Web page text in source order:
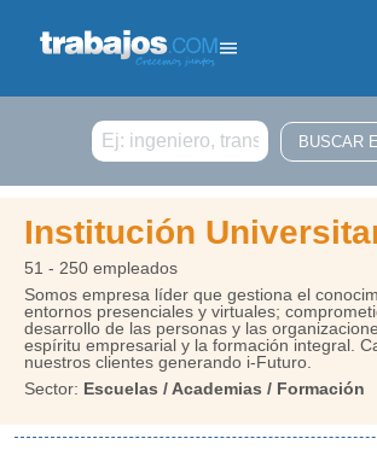
Buscar
Institución
51 - 250 empleados
Somos empresa líder que gestiona el
entornos presenciales y virtuales;
desarrollo de las personas y las
espíritu empresarial y la formación integral.
nuestros clientes generando i-Futuro.
Sector: Escuelas / Academias / Formación